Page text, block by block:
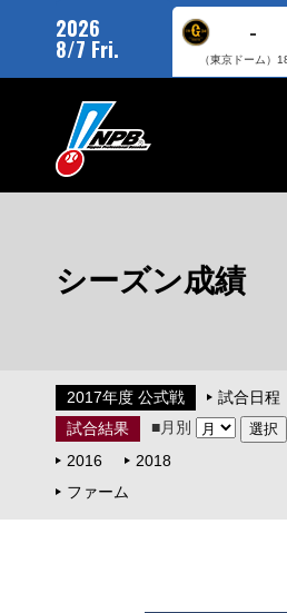
2026
8/7 Fri.
-
（東京ドーム）
シーズン成績
2017年度 公式戦 試合日程
試合結果
■月別
2016
2018
ファーム